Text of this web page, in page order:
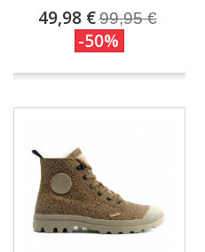
49,98 €99,95 €
-50%